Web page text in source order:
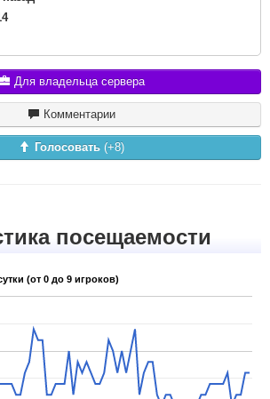
Для владельца сервера
Комментарии
Голосовать(+8)
посещаемости
(от 0 до 9 игроков)